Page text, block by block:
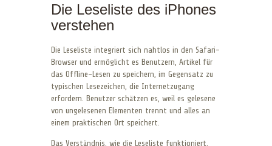
Die Leseliste des iPhones
verstehen
Die Leseliste integriert sich nahtlos in den Safari-
Browser und ermöglicht es Benutzern, Artikel für
das Offline-Lesen zu speichern, im Gegensatz zu
typischen Lesezeichen, die Internetzugang
erfordern. Benutzer schätzen es, weil es gelesene
von ungelesenen Elementen trennt und alles an
einem praktischen Ort speichert.
Das Verständnis, wie die Leseliste funktioniert,